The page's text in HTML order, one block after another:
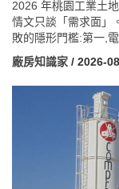
2026 年桃園工業土
情文只談「需求面」
敗的隱形門檻:第一,
導至桃園以南或電廠
異巨大,合法工業地、
地別,並受《工輔法
CBAM 上路,讓屋頂
附桃園各工業區特
阱、鎖定長期價值。
廠房知識家 / 2026-